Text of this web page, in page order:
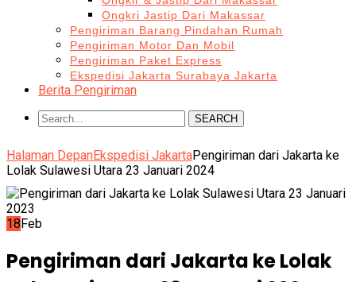
Ongkri Jastip Dari Makassar
Pengiriman Barang Pindahan Rumah
Pengiriman Motor Dan Mobil
Pengiriman Paket Express
Ekspedisi Jakarta Surabaya Jakarta
Berita Pengiriman
SEARCH
Halaman DepanEkspedisi JakartaPengiriman dari Jakarta ke
Lolak Sulawesi Utara 23 Januari 2024
18Feb
Pengiriman dari Jakarta ke Lolak